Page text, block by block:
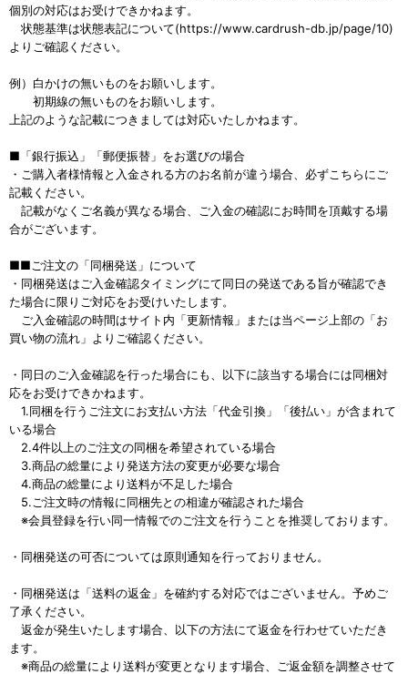
個別の対応はお受けできかねます。
状態基準は状態表記について(https://www.cardrush-db.jp/page/10)
よりご確認ください。
例）白かけの無いものをお願いします。
初期線の無いものをお願いします。
上記のような記載につきましては対応いたしかねます。
■「銀行振込」「郵便振替」をお選びの場合
・ご購入者様情報と入金される方のお名前が違う場合、必ずこちらにご
記載ください。
記載がなくご名義が異なる場合、ご入金の確認にお時間を頂戴する場
合がございます。
■■ご注文の「同梱発送」について
・同梱発送はご入金確認タイミングにて同日の発送である旨が確認でき
た場合に限りご対応をお受けいたします。
ご入金確認の時間はサイト内「更新情報」または当ページ上部の「お
買い物の流れ」よりご確認ください。
・同日のご入金確認を行った場合にも、以下に該当する場合には同梱対
応をお受けできかねます。
1.同梱を行うご注文にお支払い方法「代金引換」「後払い」が含まれて
いる場合
2.4件以上のご注文の同梱を希望されている場合
3.商品の総量により発送方法の変更が必要な場合
4.商品の総量により送料が不足した場合
5.ご注文時の情報に同梱先との相違が確認された場合
※会員登録を行い同一情報でのご注文を行うことを推奨しております。
・同梱発送の可否については原則通知を行っておりません。
・同梱発送は「送料の返金」を確約する対応ではございません。予めご
了承ください。
返金が発生いたします場合、以下の方法にて返金を行わせていただき
ます。
※商品の総量により送料が変更となります場合、ご返金額を調整させて